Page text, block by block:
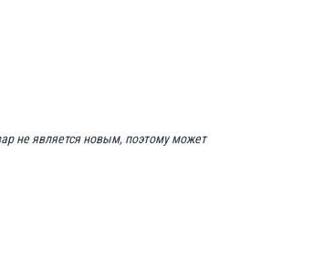
не является новым, поэтому может